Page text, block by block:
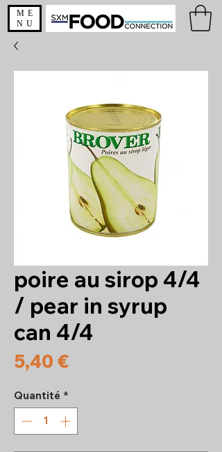
ME
NU
poire au sirop 4/4
/ pear in syrup
can 4/4
5,40 €
Quantité *